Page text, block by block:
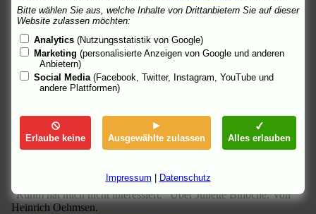
Getidan
öffnen:in diesem Fenster|in einem neuen Fenster
guardian.co.uk
Video-Interview mit Juliette Binoche im Flash-Format. Von
Catherine Shoard und Henry Barnes.
Hamburger Abendblatt (I)
"Wer kennt sich schon?" Von Heinrich Oehmsen.
Hamburger Abendblatt (II)
"Ruhm hat mich nicht interessiert." Über Juliette Binoche. Von
Heinrich Oehmsen.
Bitte wählen Sie aus, welche Inhalte von Drittanbietern Sie auf dieser
Website zulassen möchten:
Analytics (Nutzungsstatistik von Google)
Marketing (personalisierte Anzeigen von Google und anderen
Anbietern)
Social Media (Facebook, Twitter, Instagram, YouTube und
andere Plattformen)
Erlaube keine Ausgewählte zulassen Alles erlauben
Impressum Datenschutz